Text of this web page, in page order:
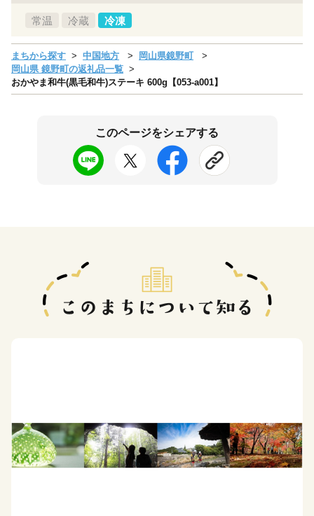
常温 冷蔵 冷凍
まちから探す 中国地方
岡山県鏡野町
岡山県 鏡野町の返礼品一覧
おかやま和牛(黒毛和牛)ステーキ 600g【053-a001】
このページをシェアする